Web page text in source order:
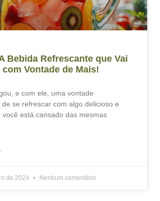
Bebida Refrescante que Vai
com Vontade de Mais!
e com ele, uma vontade
de se refrescar com algo delicioso e
você está cansado das mesmas
de 2024 Nenhum comentário